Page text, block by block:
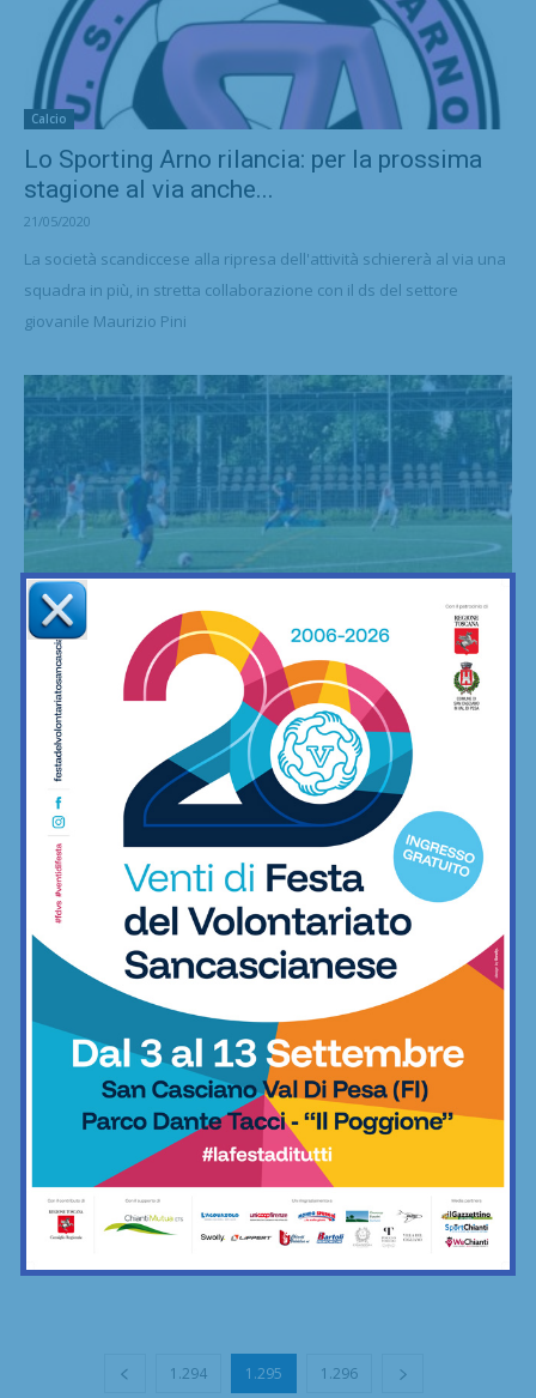
Calcio
Lo Sporting Arno rilancia: per la prossima
stagione al via anche...
21/05/2020
La società scandiccese alla ripresa dell'attività schiererà al via una
squadra in più, in stretta collaborazione con il ds del settore
giovanile Maurizio Pini
Calcio
L’Impruneta Tavarnuzze si scatena nella
ripresa: 3-0 sul campo della Duccio...
28/04/2024
Nel primo tempo decisive più volte le parate di Morganti. I
giallorossi ai play-out potrebbero vedersela contro il Mercatale
Cerbaia, brutte notizie. Grave infortunio,
stagione finita per capitan Francesco Lotti
CERBAIA (SAN CASCIANO) - Brutta tegola in casa Cerbaia. Dal
quartier generale biancazzurro arrivano notizie tutt’altro che
1.294 1.295 1.296